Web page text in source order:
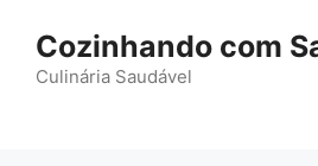
paraCozinhando com
Culinária Saudável